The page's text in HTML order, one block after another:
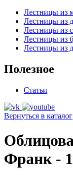
Лестницы из
Лестницы из
Лестницы из
Лестницы из
Лестницы из
Полезное
Статьи
Вернуться в каталог
Франк -